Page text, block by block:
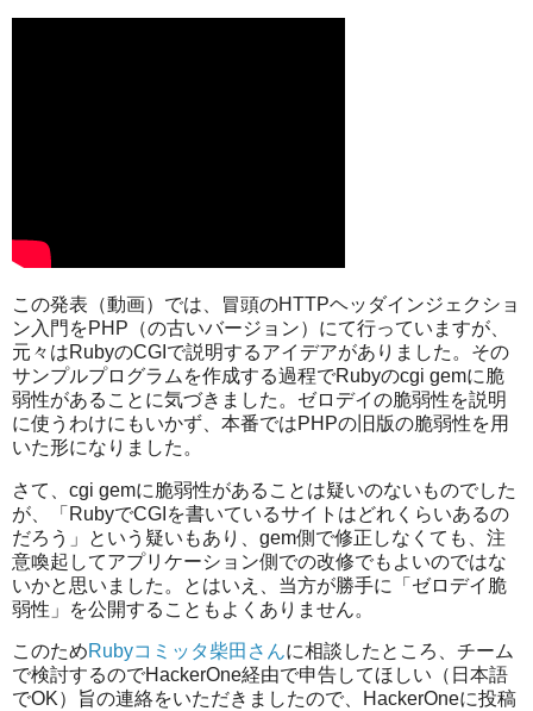
この発表（動画）では、冒頭のHTTPヘッダインジェクショ
ン入門をPHP（の古いバージョン）にて行っていますが、
元々はRubyのCGIで説明するアイデアがありました。その
サンプルプログラムを作成する過程でRubyのcgi gemに脆
弱性があることに気づきました。ゼロデイの脆弱性を説明
に使うわけにもいかず、本番ではPHPの旧版の脆弱性を用
いた形になりました。
さて、cgi gemに脆弱性があることは疑いのないものでした
が、「RubyでCGIを書いているサイトはどれくらいあるの
だろう」という疑いもあり、gem側で修正しなくても、注
意喚起してアプリケーション側での改修でもよいのではな
いかと思いました。とはいえ、当方が勝手に「ゼロデイ脆
弱性」を公開することもよくありません。
このためRubyコミッタ柴田さんに相談したところ、チーム
で検討するのでHackerOne経由で申告してほしい（日本語
でOK）旨の連絡をいただきましたので、HackerOneに投稿